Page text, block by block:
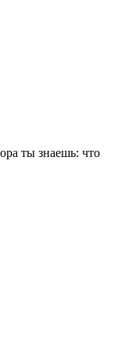
ты знаешь: что